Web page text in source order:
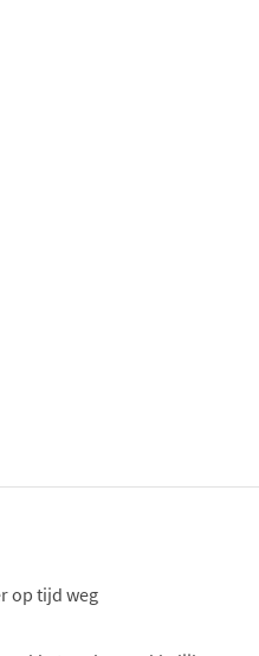
op tijd weg